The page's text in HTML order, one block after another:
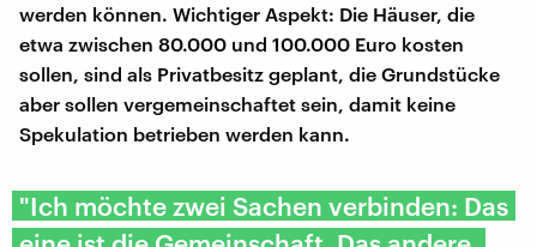
werden können. Wichtiger Aspekt: Die Häuser, die
etwa zwischen 80.000 und 100.000 Euro kosten
sollen, sind als Privatbesitz geplant, die Grundstücke
aber sollen vergemeinschaftet sein, damit keine
Spekulation betrieben werden kann.
"Ich möchte zwei Sachen verbinden: Das